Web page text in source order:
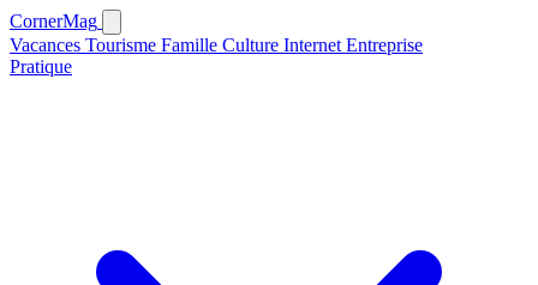
CornerMag
Vacances Tourisme Famille Culture Internet Entreprise
Pratique